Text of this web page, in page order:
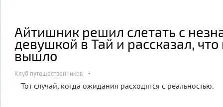
Айтишник решил слетать с
девушкой в Тай и рассказал, что
вышло
Клуб путешественников
Тот случай, когда ожидания расходятся с реальностью.